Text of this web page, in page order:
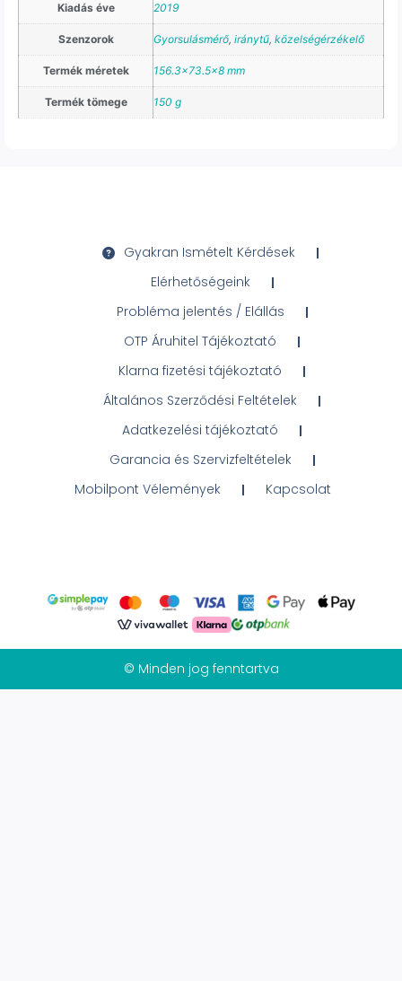
Kiadás éve 2019
Szenzorok Gyorsulásmérő, iránytű, közelségérzékelő
Termék méretek 156.3×73.5×8 mm
Termék tömege 150 g
Gyakran Ismételt Kérdések
Elérhetőségeink
Probléma jelentés / Elállás
OTP Áruhitel Tájékoztató
Klarna fizetési tájékoztató
Általános Szerződési Feltételek
Adatkezelési tájékoztató
Garancia és Szervizfeltételek
Mobilpont Vélemények
Kapcsolat
© Minden jog fenntartva